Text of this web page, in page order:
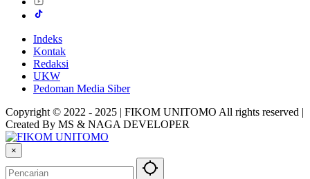
Indeks
Kontak
Redaksi
UKW
Pedoman Media Siber
Copyright © 2022 - 2025 | FIKOM UNITOMO All rights reserved |
Created By MS & NAGA DEVELOPER
×